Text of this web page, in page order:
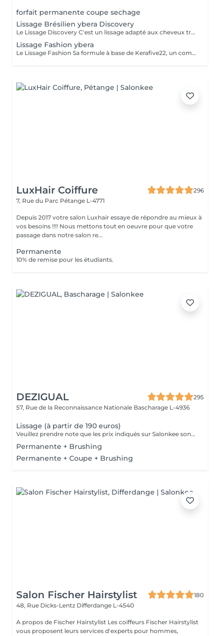
forfait permanente coupe sechage
Lissage Brésilien ybera Discovery
Le Lissage Discovery C'est un lissage adapté aux cheveux très frisés, adapté aux femmes enceintes et enfants. Sa formule contient des cellules souches de pomme suisse aux effets régénérants, assurant un lissage raide et brillant jusqu'à 4 mois. Profitez de cheveux lisses, doux et brillant tout en disant adieu aux frisottis. La gamme d'entretient est inclue dans ces prestations.
Lissage Fashion ybera
Le Lissage Fashion Sa formule à base de Kerafive22, un complexe Ybera Paris unique qui lisse tout en préservant les 22 acides aminés du cheveu. L'acide lactique permet de réduire le volume des cheveux. Les huiles d'Inca ninchi, noix de coco et quinoa, les oméga 3,6 et 9 traitent la fibre capillaire pour un résultat doux et soyeux. Le Fashion fournit une hydratation profonde grâce à l'huile d'Inca, l'huile de coco et la protéine de quinoa. Le lissage dure entre 3 et 5 mois, avec l'utilisation de gamme d'entretien.
LuxHair Coiffure
296
7, Rue du Parc Pétange L-4771
Depuis 2017 votre salon Luxhair essaye de répondre au mieux à
vos besoins !!!! Nous mettons tout en oeuvre pour que votre
passage dans notre salon re...
Permanente
10% de remise pour les étudiants.
DEZIGUAL
295
57, Rue de la Reconnaissance Nationale Bascharage L-4936
Lissage (à partir de 190 euros)
Veuillez prendre note que les prix indiqués sur Salonkee sont communiqués à titre informatif et s'entendent de base. Ces derniers sont susceptibles de varier selon le diagnostic réalisé à votre arrivée au salon et l'expertise du professionnel à qui vous confiez votre beauté. Dans tous les cas, un devis précis vous sera proposé et toutes réalisations de prestations seront effectuées avec votre accord. Un grand merci d'avance pour votre compréhension. Au plaisir de vous revoir très vite.
Permanente + Brushing
Permanente + Coupe + Brushing
Salon Fischer Hairstylist
180
48, Rue Dicks-Lentz Differdange L-4540
A propos de Fischer Hairstylist Les coiffeurs Fischer Hairstylist
vous proposent leurs services d'experts pour hommes,